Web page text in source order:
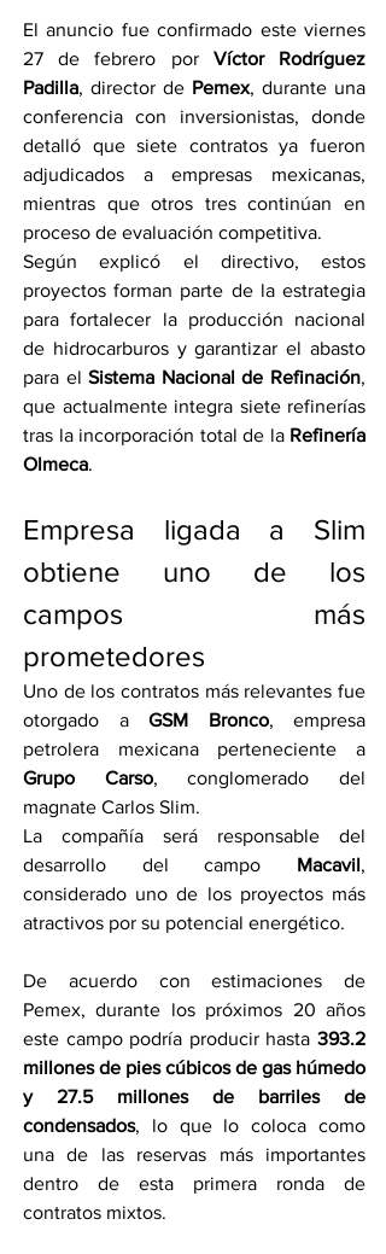
El anuncio fue confirmado este viernes
27 de febrero por Víctor Rodríguez
Padilla, director de Pemex, durante una
conferencia con inversionistas, donde
detalló que siete contratos ya fueron
adjudicados a empresas mexicanas,
mientras que otros tres continúan en
proceso de evaluación competitiva.
Según explicó el directivo, estos
proyectos forman parte de la estrategia
para fortalecer la producción nacional
de hidrocarburos y garantizar el abasto
para el Sistema Nacional de Refinación,
que actualmente integra siete refinerías
tras la incorporación total de la Refinería
Olmeca.
Empresa ligada a Slim
obtiene uno de los
campos más
prometedores
Uno de los contratos más relevantes fue
otorgado a GSM Bronco, empresa
Grupo Carso, conglomerado del
magnate Carlos Slim.
La compañía será responsable del
desarrollo del campo Macavil,
considerado uno de los proyectos más
atractivos por su potencial energético.
De acuerdo con estimaciones de
Pemex, durante los próximos 20 años
este campo podría producir hasta 393.2
millones de pies cúbicos de gas húmedo
y 27.5 millones de barriles de
condensados, lo que lo coloca como
una de las reservas más importantes
dentro de esta primera ronda de
contratos mixtos.